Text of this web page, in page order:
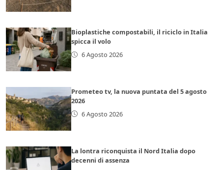
Bioplastiche compostabili, il riciclo in Italia
spicca il volo
6 Agosto 2026
Prometeo tv, la nuova puntata del 5 agosto
2026
6 Agosto 2026
La lontra riconquista il Nord Italia dopo
decenni di assenza